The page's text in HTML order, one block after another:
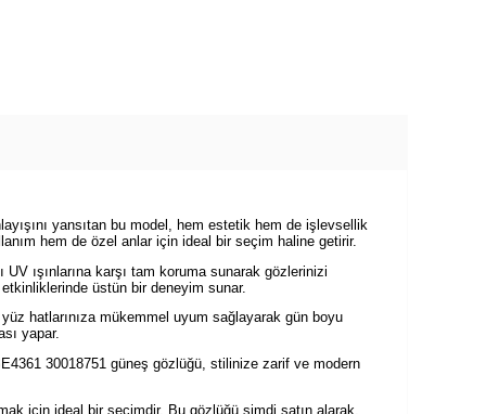
yansıtan bu model, hem estetik hem de işlevsellik
hem de özel anlar için ideal bir seçim haline getirir.
ışınlarına karşı tam koruma sunarak gözlerinizi
üstün bir deneyim sunar.
hatlarınıza mükemmel uyum sağlayarak gün boyu
yapar.
30018751 güneş gözlüğü, stilinize zarif ve modern
için ideal bir seçimdir. Bu gözlüğü şimdi satın alarak,